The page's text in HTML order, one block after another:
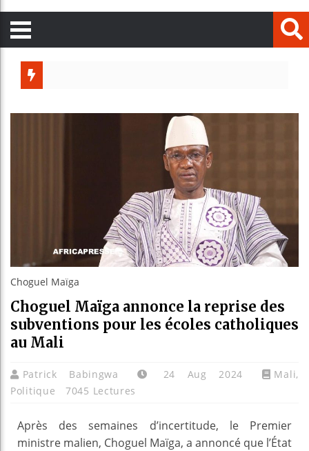
Choguel Maïga
Choguel Maïga annonce la reprise des
subventions pour les écoles catholiques
au Mali
Patrick Babingwa 24 Aug 2024 Mali,
Politique
7045 Lectures
Après des semaines d’incertitude, le Premier
ministre malien, Choguel Maïga, a annoncé que l’État